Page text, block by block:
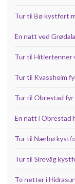
Tur til Bø kystfort
En natt ved
Tur til Hitlertenner
Tur til Kvassheim
Tur til Obrestad fyr
En natt i Obrestad
Tur til Nærbø
Tur til Sirevåg
To netter i